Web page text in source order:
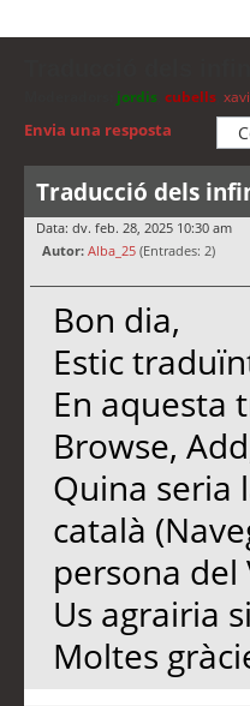
jordis cubells
Envia una resposta
Traducció dels
Data: dv. feb. 28, 2025 10:30 am
Autor: Alba_25 (Entrades: 2)
Bon dia,
Estic
En aquesta
Browse,
Quina
català
persona del
Us agrairia
Moltes